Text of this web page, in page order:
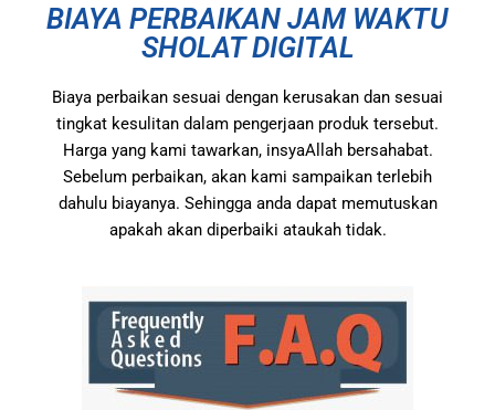
BIAYA PERBAIKAN JAM WAKTU
SHOLAT DIGITAL
Biaya perbaikan sesuai dengan kerusakan dan sesuai
tingkat kesulitan dalam pengerjaan produk tersebut.
Harga yang kami tawarkan, insyaAllah bersahabat.
Sebelum perbaikan, akan kami sampaikan terlebih
dahulu biayanya. Sehingga anda dapat memutuskan
apakah akan diperbaiki ataukah tidak.